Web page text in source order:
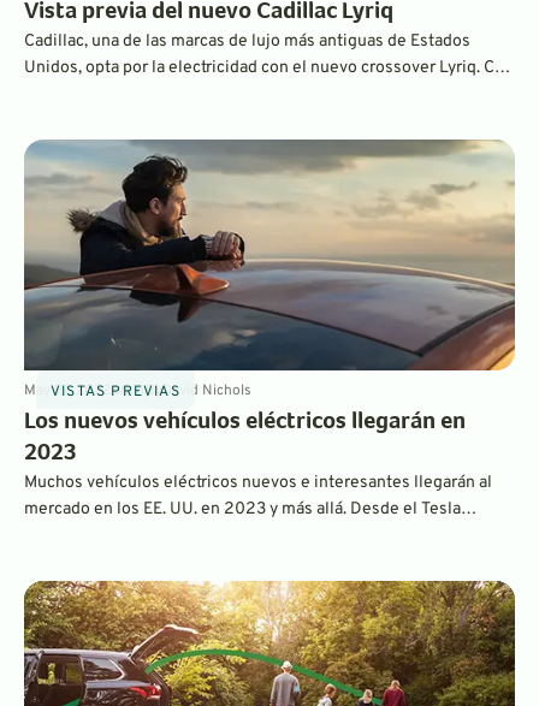
Vista previa del nuevo Cadillac Lyriq
Cadillac, una de las marcas de lujo más antiguas de Estados
Unidos, opta por la electricidad con el nuevo crossover Lyriq. Con
capacidad, y es solo el primero de muchos Cadillacs totalmente
eléctricos que vendrán.
VISTAS PREVIAS
May 27, 2022 6 minByDavid Nichols
Los nuevos vehículos eléctricos llegarán en
2023
Muchos vehículos eléctricos nuevos e interesantes llegarán al
mercado en los EE. UU. en 2023 y más allá. Desde el Tesla
nuevo que saldrá próximamente.